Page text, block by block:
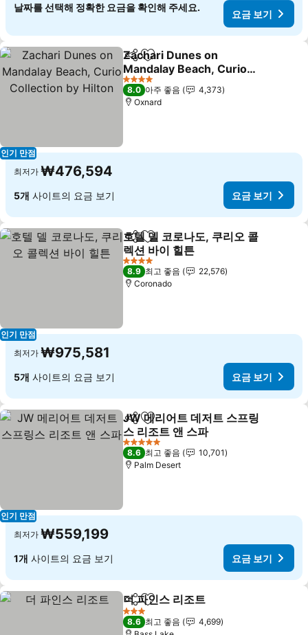
날짜를 선택해 정확한 요금을 확인해 주세요.
요금 보기
인기 만점
공유 즐겨찾기에 추가
Zachari Dunes on
Mandalay Beach, Curio
Collection by Hilton
4 성급
8.0 아주 좋음
4,373
Oxnard
최저가 ₩476,594
5개 사이트의 요금 보기 요금 보기
인기 만점
공유 즐겨찾기에 추가
호텔 델 코로나도, 쿠리오 콜
렉션 바이 힐튼
4 성급
8.9 최고 좋음
22,576
Coronado
최저가 ₩975,581
5개 사이트의 요금 보기 요금 보기
인기 만점
공유 즐겨찾기에 추가
JW 메리어트 데저트 스프링
스 리조트 앤 스파
5 성급
8.6 최고 좋음
10,701
Palm Desert
최저가 ₩559,199
1개 사이트의 요금 보기 요금 보기
공유 즐겨찾기에 추가
더 파인스 리조트
3 성급
8.6 최고 좋음
4,699